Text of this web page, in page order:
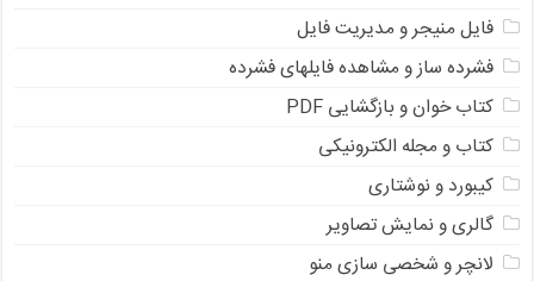
فایل منیجر و مدیریت فایل
فشرده ساز و مشاهده فایلهای فشرده
کتاب خوان و بازگشایی PDF
کتاب و مجله الکترونیکی
کیبورد و نوشتاری
گالری و نمایش تصاویر
لانچر و شخصی سازی منو